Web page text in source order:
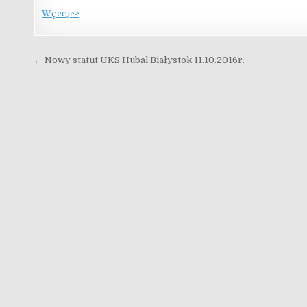
Węcej>>
Nawigacja wpisu
← Nowy statut UKS Hubal Białystok 11.10.2016r.